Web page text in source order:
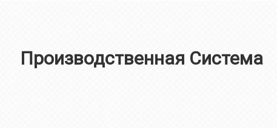
Производственная Система